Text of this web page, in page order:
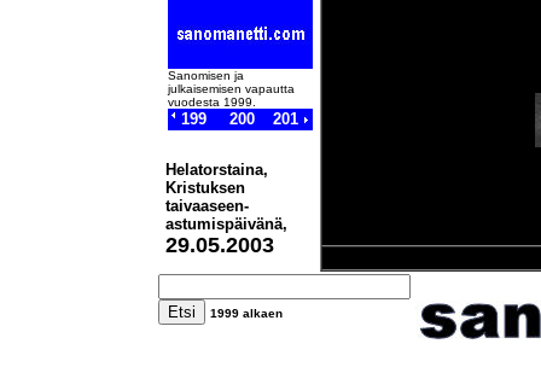
Sanomisen ja
julkaisemisen vapautta
vuodesta 1999.
199 200 201
Helatorstaina,
Kristuksen
taivaaseen-
astumispäivänä,
29.05.2003
1999 alkaen